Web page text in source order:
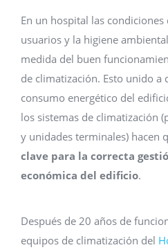
En un hospital las
usuarios y la higiene
medida del buen
de climatización. Esto unido a
consumo energético del
los sistemas de climatización
y unidades terminales) hacen
clave para la correcta
económica del edificio.
Después de 20 años de
equipos de climatización del